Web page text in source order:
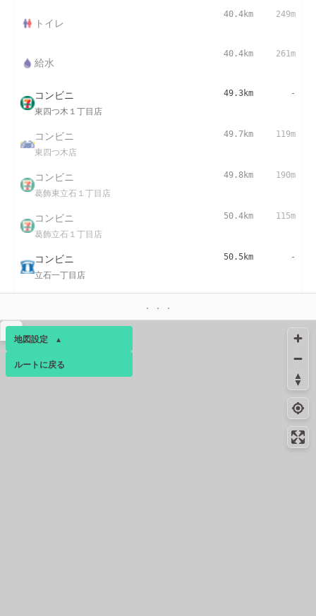
トイレ
40.4km 249m
給水
40.4km 261m
コンビニ
東四つ木１丁目店
49.3km -
コンビニ
東四つ木店
49.7km 119m
コンビニ
葛飾東立石１丁目店
49.8km 190m
コンビニ
葛飾立石１丁目店
50.4km 115m
コンビニ
立石一丁目店
50.5km -
トイレ
152m
コンビニ -
地図設定 ▴
ベース ▴
ルートに戻る